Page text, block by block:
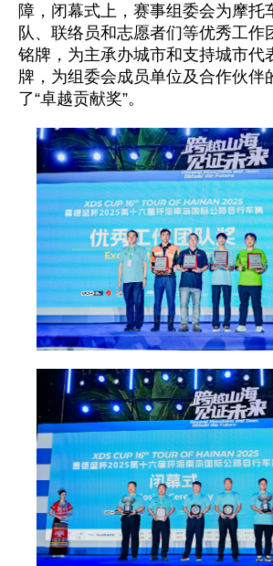
障，闭幕式上，赛事组委会为摩托
队、联络员和志愿者们等优秀工作
铭牌，为主承办城市和支持城市代
牌，为组委会成员单位及合作伙伴
了“卓越贡献奖”。